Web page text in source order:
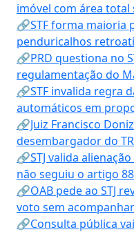
imóvel com área total
🔗STF forma maioria
penduricalhos
🔗PRD questiona no
regulamentação do
🔗STF invalida regra
automáticos em
🔗Juiz Francisco
desembargador do
🔗STJ valida
não seguiu o artigo
🔗OAB pede ao STJ
voto sem
🔗Consulta pública